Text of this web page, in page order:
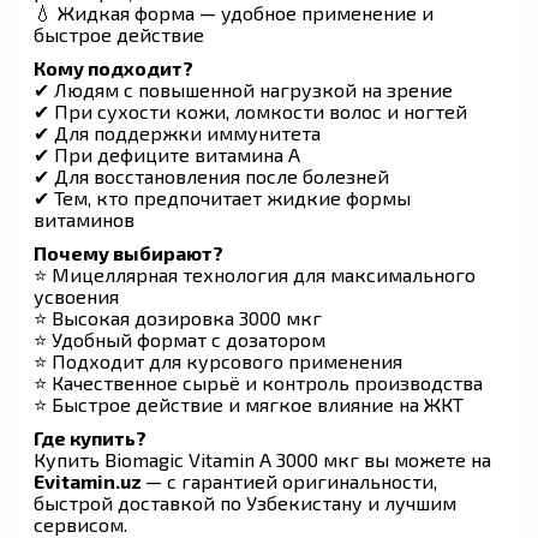
💧 Жидкая форма — удобное применение и
быстрое действие
Кому подходит?
✔ Людям с повышенной нагрузкой на зрение
✔ При сухости кожи, ломкости волос и ногтей
✔ Для поддержки иммунитета
✔ При дефиците витамина A
✔ Для восстановления после болезней
✔ Тем, кто предпочитает жидкие формы
витаминов
Почему выбирают?
⭐ Мицеллярная технология для максимального
усвоения
⭐ Высокая дозировка 3000 мкг
⭐ Удобный формат с дозатором
⭐ Подходит для курсового применения
⭐ Качественное сырьё и контроль производства
⭐ Быстрое действие и мягкое влияние на ЖКТ
Где купить?
Купить Biomagic Vitamin A 3000 мкг вы можете на
Evitamin.uz — с гарантией оригинальности,
быстрой доставкой по Узбекистану и лучшим
сервисом.